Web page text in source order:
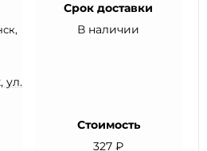
ул.
Срок доставки
В наличии
Стоимость
327 ₽